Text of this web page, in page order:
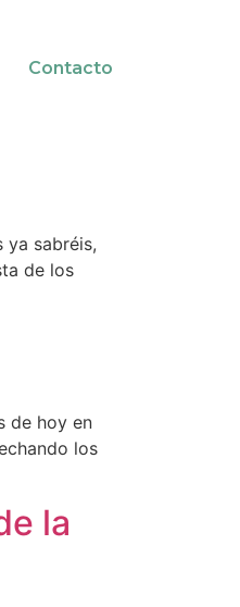
Contacto
ya sabréis,
de los
de hoy en
los
la